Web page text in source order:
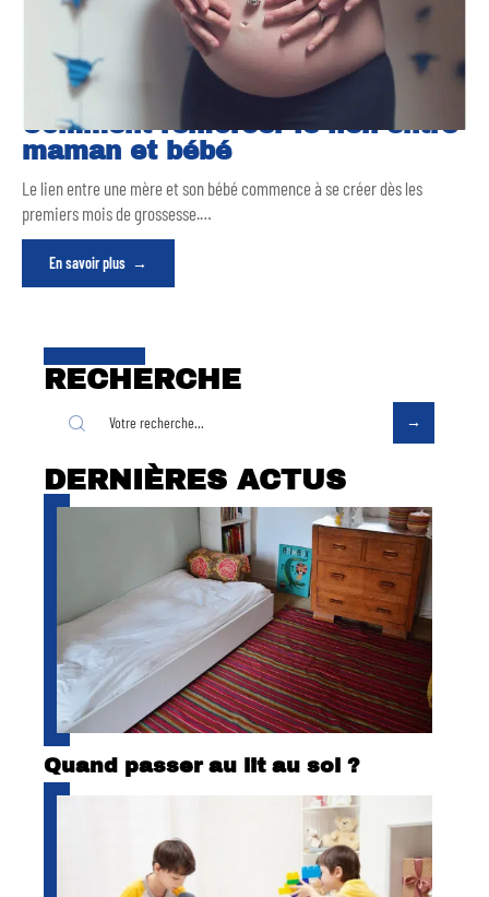
Comment renforcer le lien entre
maman et bébé
Le lien entre une mère et son bébé commence à se créer dès les
premiers mois de grossesse.…
En savoir plus
RECHERCHE
DERNIÈRES ACTUS
Quand passer au lit au sol ?